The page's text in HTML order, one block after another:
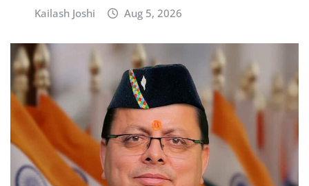
Kailash Joshi Aug 5, 2026